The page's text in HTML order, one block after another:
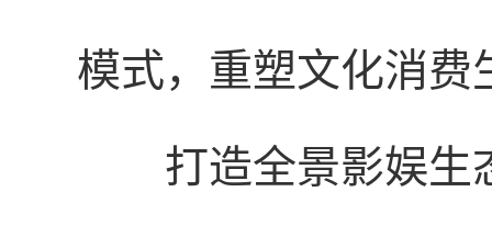
模式，重塑文化消费
打造全景影娱生